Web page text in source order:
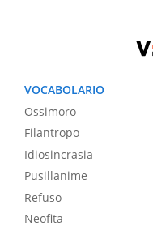
VOCABOLARIO
Ossimoro
Filantropo
Idiosincrasia
Pusillanime
Refuso
Neofita